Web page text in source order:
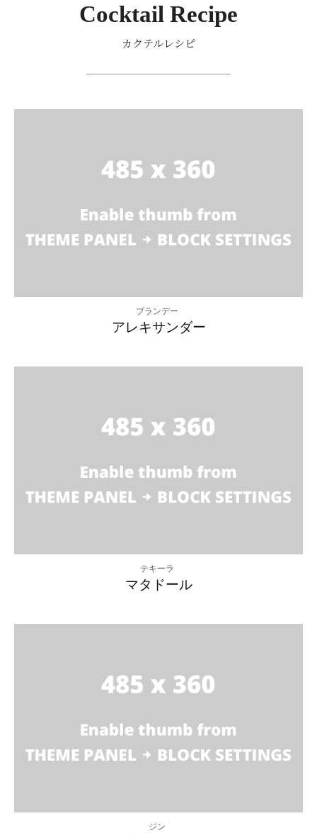
Cocktail Recipe
カクテルレシピ
ブランデー
アレキサンダー
テキーラ
マタドール
ジン